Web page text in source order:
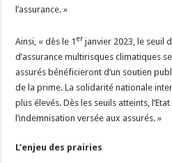
l’assurance. »
Ainsi, « dès le 1 er janvier 2023, le seuil
d’assurance multirisques climatiques
assurés bénéficieront d’un soutien
de la prime. La solidarité nationale
plus élevés. Dès les seuils atteints,
l’indemnisation versée aux assurés. »
L’enjeu des prairies